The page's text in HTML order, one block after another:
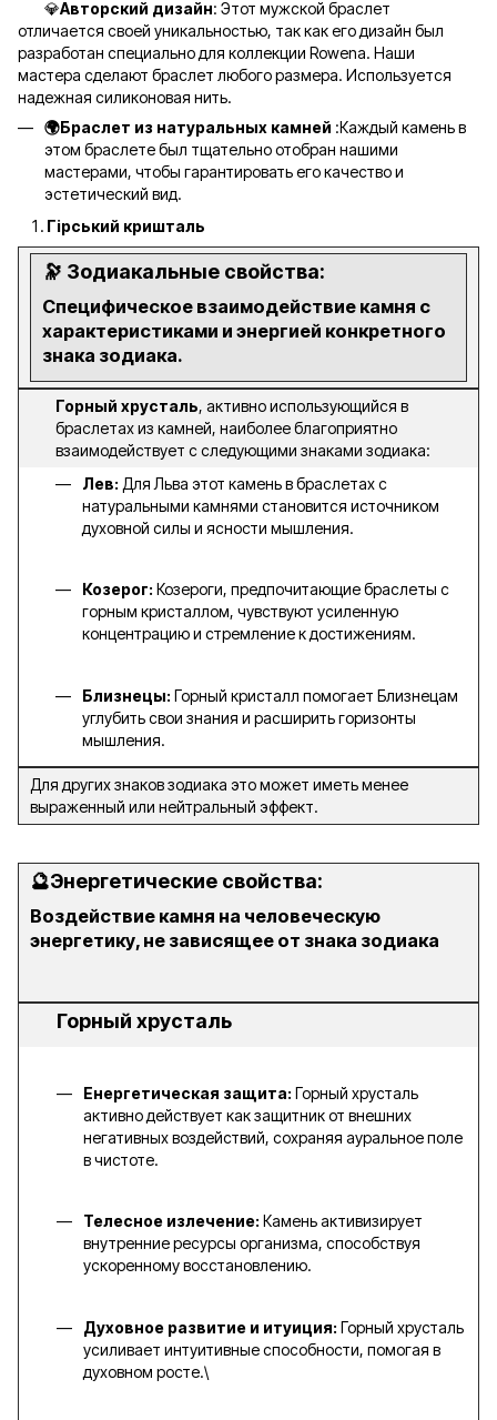
💎Авторский дизайн: Этот мужской браслет
отличается своей уникальностью, так как его дизайн был
разработан специально для коллекции Rowena. Наши
мастера сделают браслет любого размера. Используется
надежная силиконовая нить.
🌍Браслет из натуральных камней :Каждый камень в
этом браслете был тщательно отобран нашими
мастерами, чтобы гарантировать его качество и
эстетический вид.
Гірський кришталь
🔭 Зодиакальные свойства:
Специфическое взаимодействие камня с
характеристиками и энергией конкретного
знака зодиака.
Горный хрусталь, активно использующийся в
браслетах из камней, наиболее благоприятно
взаимодействует с следующими знаками зодиака:
Лев: Для Льва этот камень в браслетах с
натуральными камнями становится источником
духовной силы и ясности мышления.
Козерог: Козероги, предпочитающие браслеты с
горным кристаллом, чувствуют усиленную
концентрацию и стремление к достижениям.
Близнецы: Горный кристалл помогает Близнецам
углубить свои знания и расширить горизонты
мышления.
Для других знаков зодиака это может иметь менее
выраженный или нейтральный эффект.
🔮Энергетические свойства:
Воздействие камня на человеческую
энергетику, не зависящее от знака зодиака
Горный хрусталь
Енергетическая защита: Горный хрусталь
активно действует как защитник от внешних
негативных воздействий, сохраняя ауральное поле
в чистоте.
Телесное излечение: Камень активизирует
внутренние ресурсы организма, способствуя
ускоренному восстановлению.
Духовное развитие и итуиция: Горный хрусталь
усиливает интуитивные способности, помогая в
духовном росте.\